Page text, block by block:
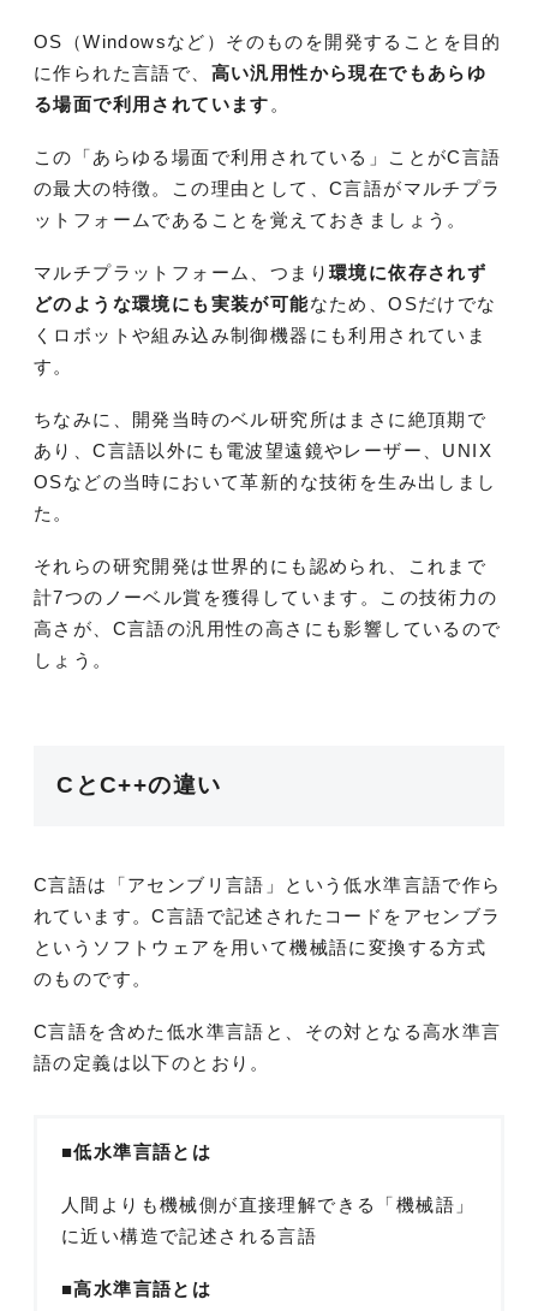
OS（Windowsなど）そのものを開発することを目的
に作られた言語で、 高い汎用性から現在でもあらゆ
る場面で利用されています 。
この「あらゆる場面で利用されている」ことがC言語
の最大の特徴。この理由として、C言語がマルチプラ
ットフォームであることを覚えておきましょう。
マルチプラットフォーム、つまり 環境に依存されず
どのような環境にも実装が可能なため、OSだけでな
くロボットや組み込み制御機器にも利用されていま
す。
ちなみに、開発当時のベル研究所はまさに絶頂期で
あり、C言語以外にも電波望遠鏡やレーザー、UNIX
OSなどの当時において革新的な技術を生み出しまし
た。
それらの研究開発は世界的にも認められ、これまで
計7つのノーベル賞を獲得しています。この技術力の
高さが、C言語の汎用性の高さにも影響しているので
しょう。
CとC++の違い
C言語は「アセンブリ言語」という低水準言語で作ら
れています。C言語で記述されたコードをアセンブラ
というソフトウェアを用いて機械語に変換する方式
のものです。
C言語を含めた低水準言語と、その対となる高水準言
語の定義は以下のとおり。
■低水準言語とは
人間よりも機械側が直接理解できる「機械語」
に近い構造で記述される言語
■高水準言語とは